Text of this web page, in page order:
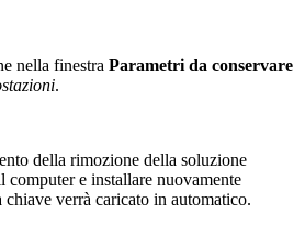
nella finestra Parametri da conservare
.
della rimozione della soluzione
e installare nuovamente
verrà caricato in automatico.